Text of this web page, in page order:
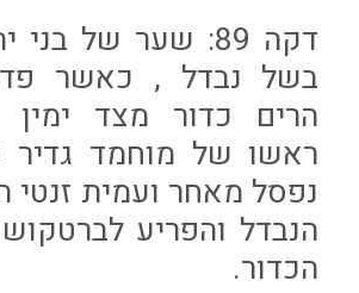
דקה 89: שער של
בשל נבדל , כאשר
הרים כדור מצד
ראשו של מוחמד
נפסל מאחר ועמית זנטי
הנבדל והפריע
הכדור.